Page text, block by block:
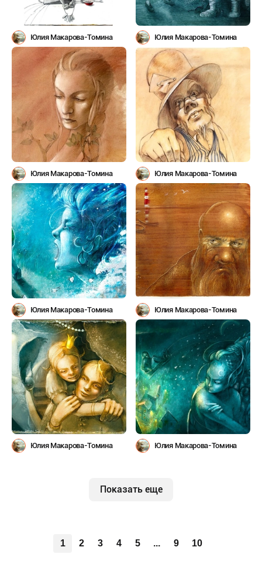
Юлия Макарова-Томина Юлия Макарова-Томина
Юлия Макарова-Томина Юлия Макарова-Томина
Юлия Макарова-Томина Юлия Макарова-Томина
Юлия Макарова-Томина Юлия Макарова-Томина
Показать еще
1 2 3 4 5 ... 9 10